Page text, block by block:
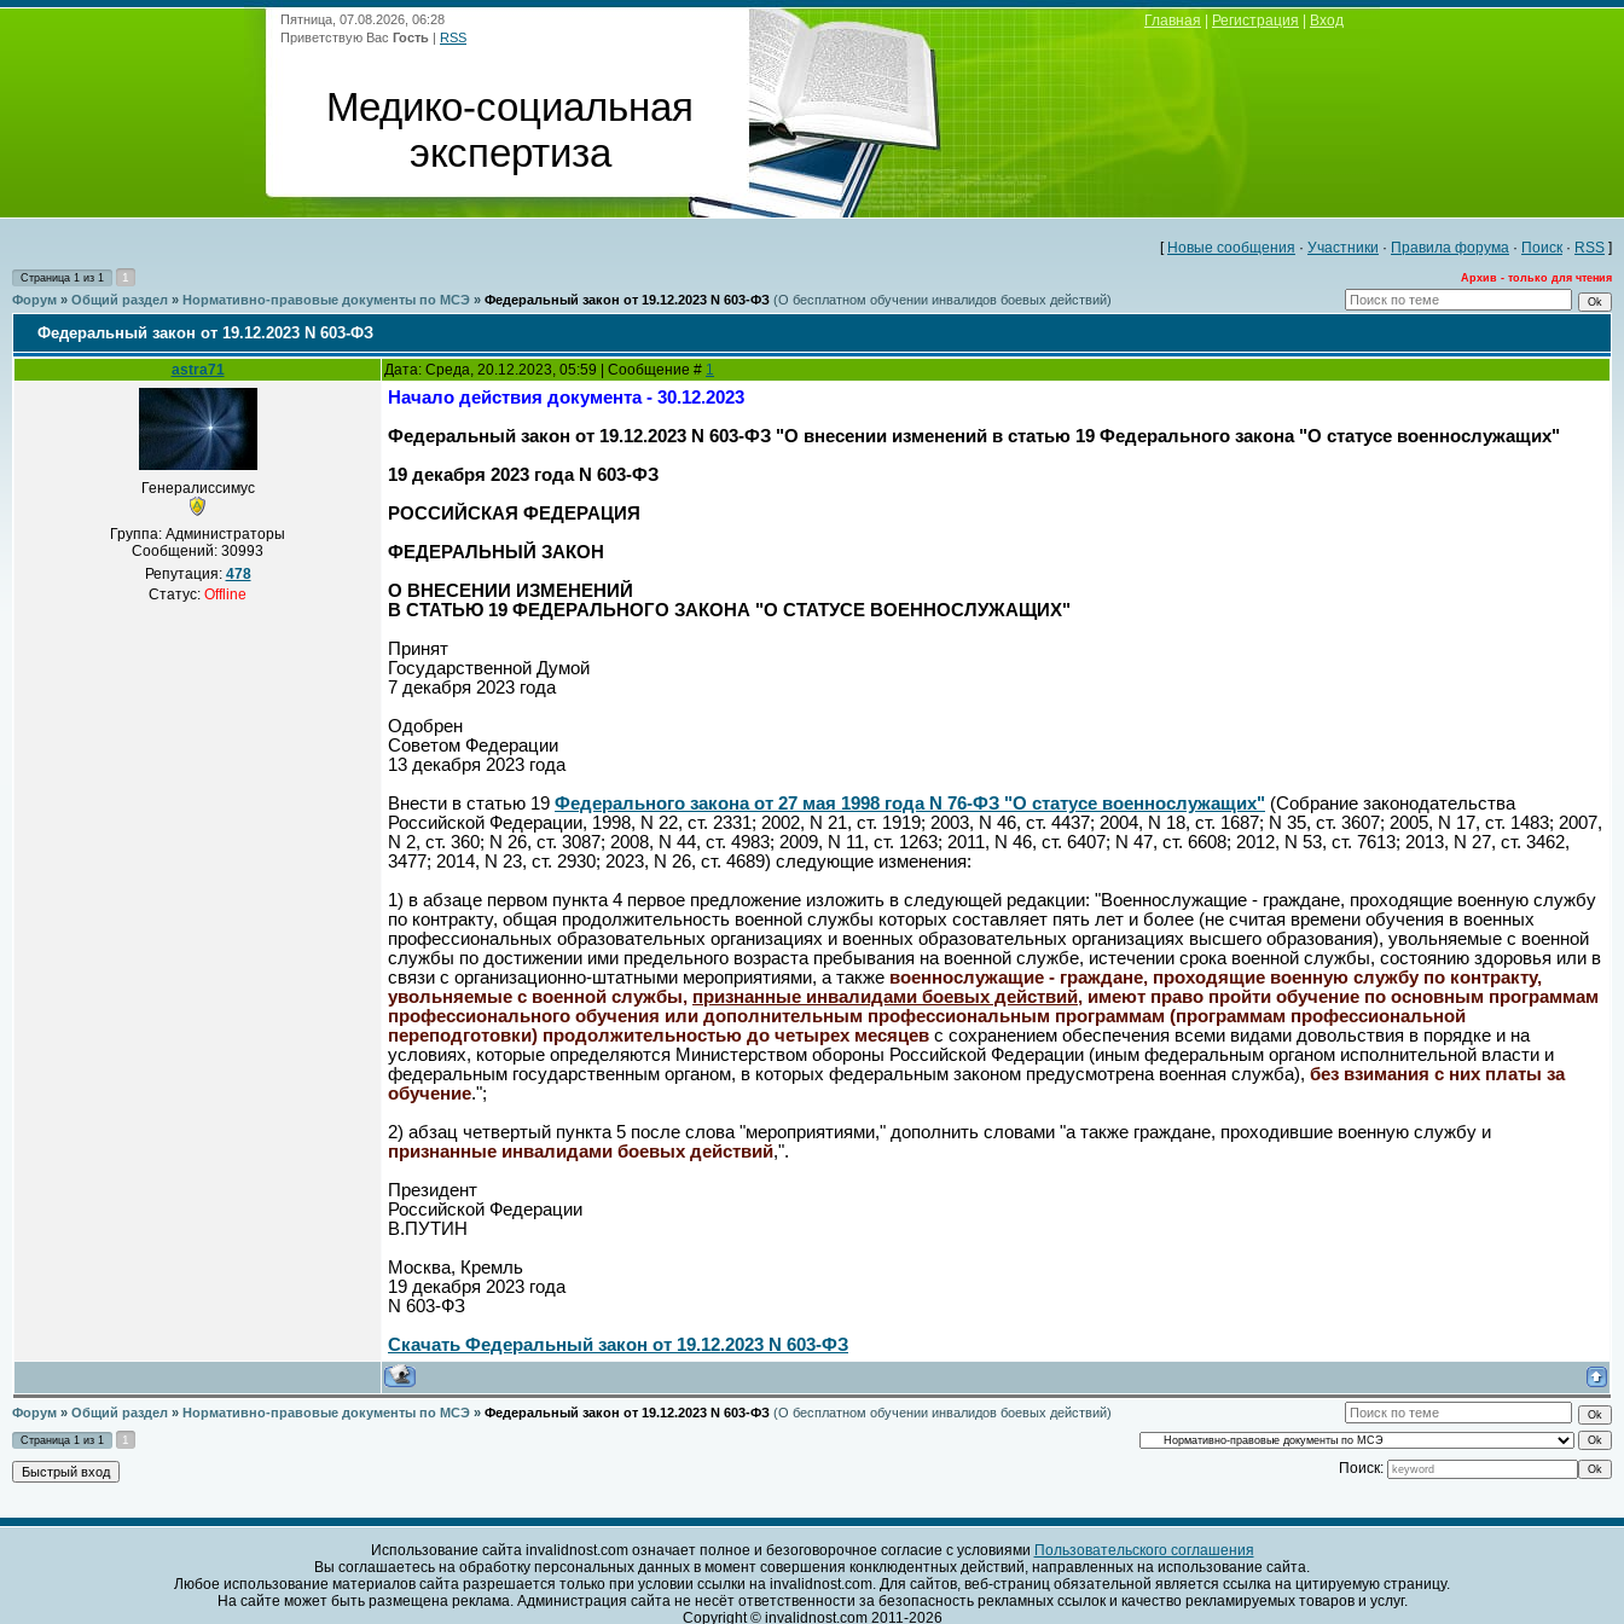
Пятница, 07.08.2026, 06:28
Приветствую Вас Гость | RSS
Медико-социальная
экспертиза
Главная Регистрация Вход
[ Новые сообщения · Участники · Правила форума · Поиск · RSS ]
Страница 1 из 1 1 Архив - только для чтения
Форум » Общий раздел » Нормативно-правовые документы по МСЭ » Федеральный закон от 19.12.2023 N 603-ФЗ (О бесплатном обучении инвалидов боевых действий)
Федеральный закон от 19.12.2023 N 603-ФЗ
astra71 Дата: Среда, 20.12.2023, 05:59 | Сообщение # 1
Генералиссимус
Группа: Администраторы
Сообщений: 30993
Репутация: 478
Статус: Offline
Начало действия документа - 30.12.2023
Федеральный закон от 19.12.2023 N 603-ФЗ "О внесении изменений в статью 19 Федерального закона "О статусе военнослужащих"
19 декабря 2023 года N 603-ФЗ
РОССИЙСКАЯ ФЕДЕРАЦИЯ
ФЕДЕРАЛЬНЫЙ ЗАКОН
О ВНЕСЕНИИ ИЗМЕНЕНИЙ
В СТАТЬЮ 19 ФЕДЕРАЛЬНОГО ЗАКОНА "О СТАТУСЕ ВОЕННОСЛУЖАЩИХ"
Принят
Государственной Думой
7 декабря 2023 года
Одобрен
Советом Федерации
13 декабря 2023 года
Внести в статью 19 Федерального закона от 27 мая 1998 года N 76-ФЗ "О статусе военнослужащих" (Собрание законодательства
Российской Федерации, 1998, N 22, ст. 2331; 2002, N 21, ст. 1919; 2003, N 46, ст. 4437; 2004, N 18, ст. 1687; N 35, ст. 3607; 2005, N 17, ст. 1483; 2007,
N 2, ст. 360; N 26, ст. 3087; 2008, N 44, ст. 4983; 2009, N 11, ст. 1263; 2011, N 46, ст. 6407; N 47, ст. 6608; 2012, N 53, ст. 7613; 2013, N 27, ст. 3462,
3477; 2014, N 23, ст. 2930; 2023, N 26, ст. 4689) следующие изменения:
1) в абзаце первом пункта 4 первое предложение изложить в следующей редакции: "Военнослужащие - граждане, проходящие военную службу
по контракту, общая продолжительность военной службы которых составляет пять лет и более (не считая времени обучения в военных
профессиональных образовательных организациях и военных образовательных организациях высшего образования), увольняемые с военной
службы по достижении ими предельного возраста пребывания на военной службе, истечении срока военной службы, состоянию здоровья или в
связи с организационно-штатными мероприятиями, а также военнослужащие - граждане, проходящие военную службу по контракту,
увольняемые с военной службы, признанные инвалидами боевых действий, имеют право пройти обучение по основным программам
профессионального обучения или дополнительным профессиональным программам (программам профессиональной
переподготовки) продолжительностью до четырех месяцев с сохранением обеспечения всеми видами довольствия в порядке и на
условиях, которые определяются Министерством обороны Российской Федерации (иным федеральным органом исполнительной власти и
федеральным государственным органом, в которых федеральным законом предусмотрена военная служба), без взимания с них платы за
обучение.";
2) абзац четвертый пункта 5 после слова "мероприятиями," дополнить словами "а также граждане, проходившие военную службу и
признанные инвалидами боевых действий,".
Президент
Российской Федерации
В.ПУТИН
Москва, Кремль
19 декабря 2023 года
N 603-ФЗ
Скачать Федеральный закон от 19.12.2023 N 603-ФЗ
Форум » Общий раздел » Нормативно-правовые документы по МСЭ » Федеральный закон от 19.12.2023 N 603-ФЗ (О бесплатном обучении инвалидов боевых действий)
Страница 1 из 1 1
Поиск:
Использование сайта invalidnost.com означает полное и безоговорочное согласие с условиями Пользовательского соглашения
Вы соглашаетесь на обработку персональных данных в момент совершения конклюдентных действий, направленных на использование сайта.
Любое использование материалов сайта разрешается только при условии ссылки на invalidnost.com. Для сайтов, веб-страниц обязательной является ссылка на цитируемую страницу.
На сайте может быть размещена реклама. Администрация сайта не несёт ответственности за безопасность рекламных ссылок и качество рекламируемых товаров и услуг.
Copyright © invalidnost.com 2011-2026